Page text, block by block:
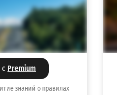
с Premium
№12
знаний о правилах